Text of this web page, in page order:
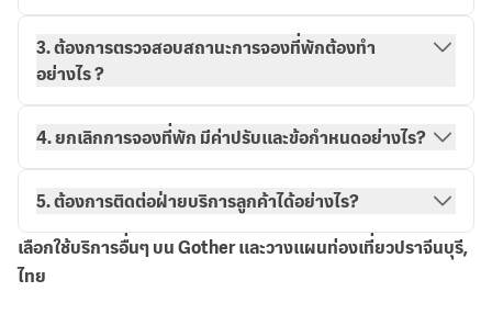
3. ต้องการตรวจสอบสถานะการจองที่พักต้องทำ
อย่างไร ?
การจองของฉัน
4. ยกเลิกการจองที่พัก มีค่าปรับและข้อกำหนดอย่างไร?
5. ต้องการติดต่อฝ่ายบริการลูกค้าได้อย่างไร?
เลือกใช้บริการอื่นๆ บน Gother และวางแผนท่องเที่ยวปราจีนบุรี,
ไทย